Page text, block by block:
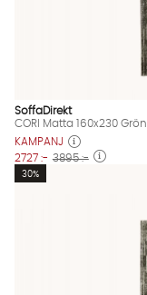
SoffaDirekt
CORI Matta 160x230 Grön
KAMPANJ
2727 :- 3895 :-
30%